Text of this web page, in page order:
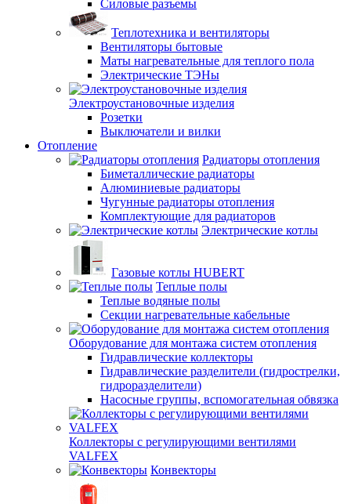
Силовые разъемы
Теплотехника и вентиляторы
Вентиляторы бытовые
Маты нагревательные для теплого пола
Электрические ТЭНы
Электроустановочные изделия
Розетки
Выключатели и вилки
Отопление
Радиаторы отопления
Биметаллические радиаторы
Алюминиевые радиаторы
Чугунные радиаторы отопления
Комплектующие для радиаторов
Электрические котлы
Газовые котлы HUBERT
Теплые полы
Теплые водяные полы
Секции нагревательные кабельные
Оборудование для монтажа систем отопления
Гидравлические коллекторы
Гидравлические разделители (гидрострелки,
гидроразделители)
Насосные группы, вспомогательная обвязка
Коллекторы с регулирующими вентилями
VALFEX
Конвекторы